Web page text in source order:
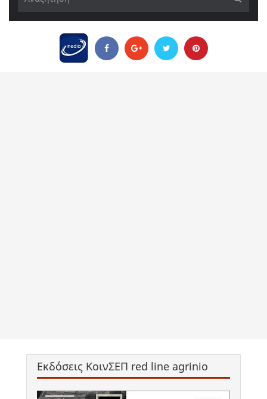
Εκδόσεις ΚοινΣΕΠ red line agrinio